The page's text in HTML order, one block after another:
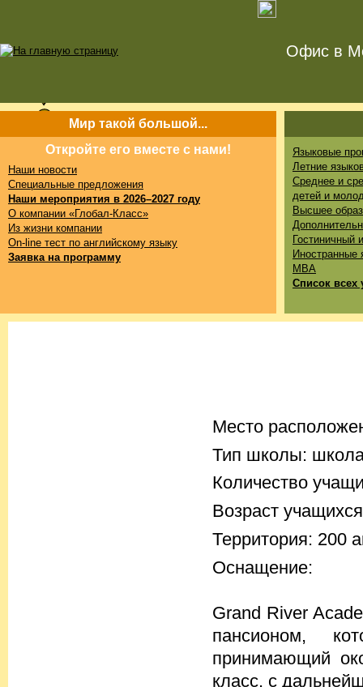
Офис в
Мир такой большой...
Откройте его вместе с нами!
Наши новости
Специальные предложения
Наши мероприятия в 2026–2027 году
О компании «Глобал-Класс»
Из жизни компании
On-line тест по английскому языку
Заявка на программу
Языковые
Летние
Среднее и
детей и
Высшее
Гостиничный
Иностранные
MBA
Список всех
Место
Тип школы:
Количество
Возраст
Территория: 200
Оснащение:
Grand River
пансионом,
принимающий
класс, с